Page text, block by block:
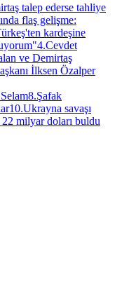
talep ederse tahliye
flaş gelişme:
kardeşine
4.Cevdet
ve Demirtaş
İlksen Özalper
8.Şafak
10.Ukrayna savaşı
22 milyar doları buldu